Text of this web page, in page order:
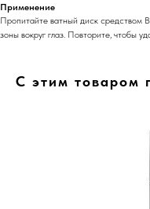
Применение
Пропитайте ватный диск средством
зоны вокруг глаз. Повторите, чтобы
С этим товаром